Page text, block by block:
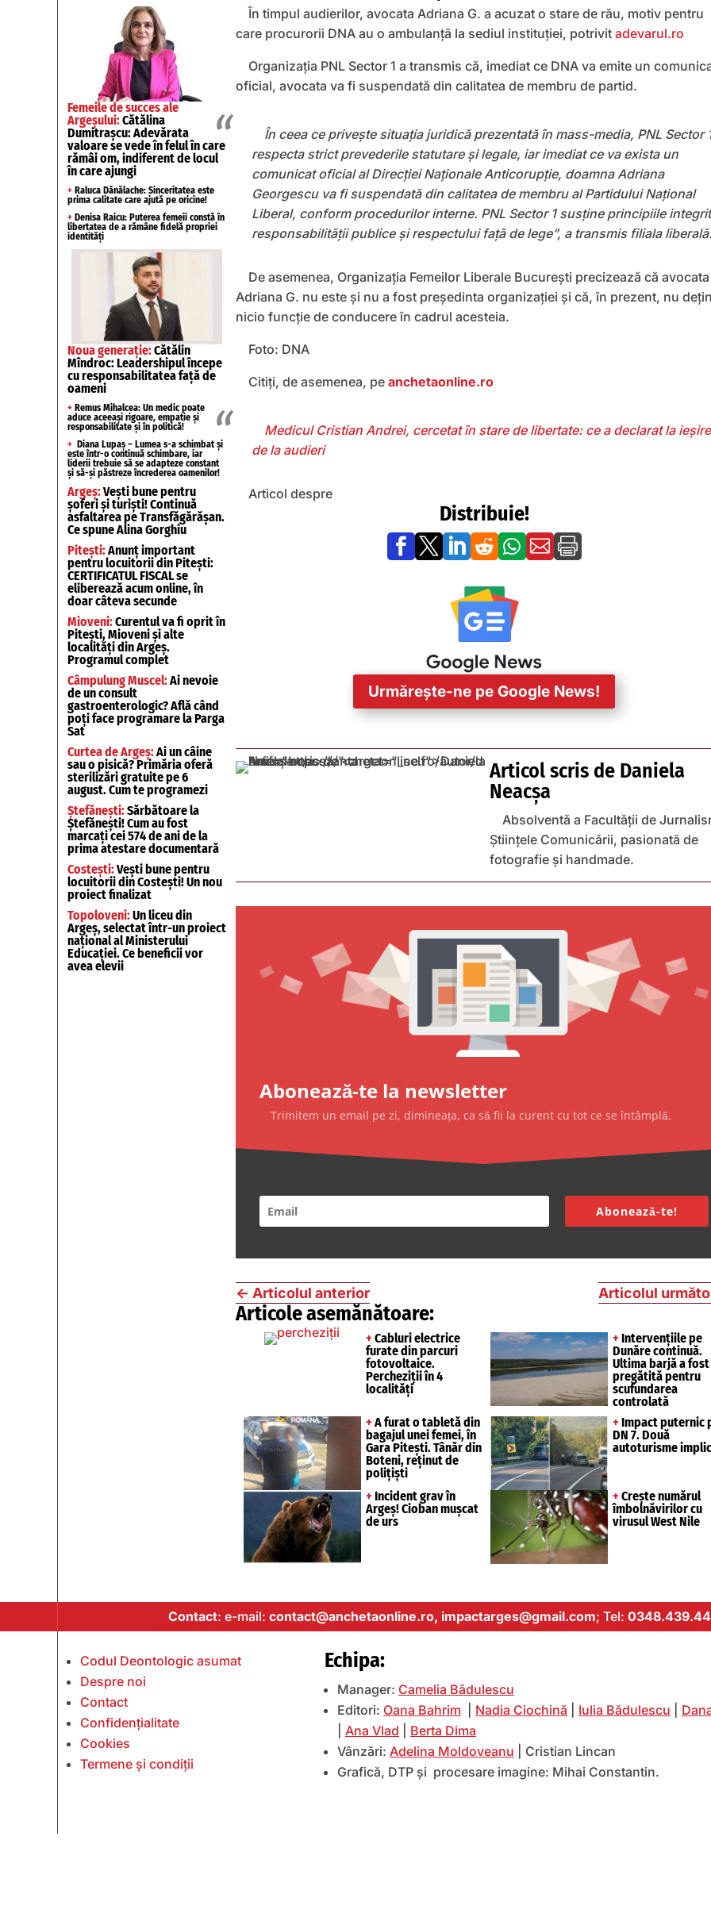
Femeile de succes ale
Argeșului:Cătălina
Dumitrașcu: Adevărata
valoare se vede în felul în care
rămâi om, indiferent de locul
în care ajungi
+ Raluca Dănălache: Sinceritatea este
prima calitate care ajută pe oricine!
+ Denisa Raicu: Puterea femeii constă în
libertatea de a rămâne fidelă propriei
identități
Noua generație:Cătălin
Mîndroc: Leadershipul începe
cu responsabilitatea față de
oameni
+ Remus Mihalcea: Un medic poate
aduce aceeași rigoare, empatie și
responsabilitate și în politică!
+ Diana Lupaș – Lumea s-a schimbat și
este într-o continuă schimbare, iar
liderii trebuie să se adapteze constant
și să-și păstreze încrederea oamenilor!
Argeș:Vești bune pentru
șoferi și turiști! Continuă
asfaltarea pe Transfăgărășan.
Ce spune Alina Gorghiu
Pitești:Anunț important
pentru locuitorii din Pitești:
CERTIFICATUL FISCAL se
eliberează acum online, în
doar câteva secunde
Mioveni:Curentul va fi oprit în
Pitești, Mioveni și alte
localități din Argeș.
Programul complet
Câmpulung Muscel:Ai nevoie
de un consult
gastroenterologic? Află când
poți face programare la Parga
Sat
Curtea de Argeș:Ai un câine
sau o pisică? Primăria oferă
sterilizări gratuite pe 6
august. Cum te programezi
Ștefănești:Sărbătoare la
Ștefănești! Cum au fost
marcați cei 574 de ani de la
prima atestare documentară
Costești:Vești bune pentru
locuitorii din Costești! Un nou
proiect finalizat
Topoloveni:Un liceu din
Argeș, selectat într-un proiect
național al Ministerului
Educației. Ce beneficii vor
avea elevii
În timpul audierilor, avocata Adriana G. a acuzat o stare de rău, motiv pentru
care procurorii DNA au o ambulanță la sediul instituției, potrivit adevarul.ro
Organizația PNL Sector 1 a transmis că, imediat ce DNA va emite un
oficial, avocata va fi suspendată din calitatea de membru de partid.
În ceea ce priveşte situaţia juridică prezentată în mass-media, PNL Sector
respecta strict prevederile statutare şi legale, iar imediat ce va exista un
comunicat oficial al Direcţiei Naţionale Anticorupţie, doamna Adriana
Georgescu va fi suspendată din calitatea de membru al Partidului Naţional
Liberal, conform procedurilor interne. PNL Sector 1 susţine principiile
responsabilităţii publice şi respectului faţă de lege”, a transmis filiala
De asemenea, Organizația Femeilor Liberale București precizează că avocata
Adriana G. nu este și nu a fost președinta organizației și că, în prezent, nu
nicio funcție de conducere în cadrul acesteia.
Foto: DNA
Citiți, de asemenea, pe anchetaonline.ro
Medicul Cristian Andrei, cercetat în stare de libertate: ce a declarat la
de la audieri
Articol despre
Distribuie!
      
Urmărește-ne pe Google News!
Articol scris de Daniela
Neacșa
Absolventă a Facultății de
Științele Comunicării, pasionată de
fotografie și handmade.
Abonează-te la newsletter
Trimitem un email pe zi, dimineața, ca să fii la curent cu tot ce se întâmplă.
Abonează-te!
← Articolul anterior Articolul
Articole asemănătoare:
+ Cabluri electrice
furate din parcuri
fotovoltaice.
Percheziții în 4
localități
+ Intervențiile pe
Dunăre continuă.
Ultima barjă a fost
pregătită pentru
scufundarea
controlată
+ A furat o tabletă din
bagajul unei femei, în
Gara Pitești. Tânăr din
Boteni, reținut de
polițiști
+ Impact puternic
DN 7. Două
autoturisme
+ Incident grav în
Argeș! Cioban mușcat
de urs
+ Crește numărul
îmbolnăvirilor cu
virusul West Nile
Contact: e-mail: contact@anchetaonline.ro, impactarges@gmail.com; Tel:
Codul Deontologic asumat
Despre noi
Contact
Confidențialitate
Cookies
Termene și condiții
Echipa:
Manager: Camelia Bădulescu
Editori: Oana Bahrim Nadia Ciochină Iulia Bădulescu
Ana Vlad
Berta Dima
Vânzări: Adelina Moldoveanu | Cristian Lincan
Grafică, DTP și procesare imagine: Mihai Constantin.